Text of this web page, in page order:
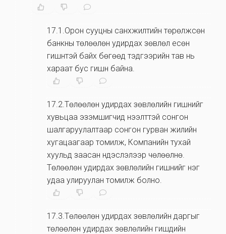
17.1.Орон сууцны санхүүжилтийн төрөлжсөн
банкны төлөөлөн удирдах зөвлөл есөн
гишүүнтэй байх бөгөөд тэдгээрийн тав нь
хараат бус гишүүн байна.
17.2.Төлөөлөн удирдах зөвлөлийн гишүүнийг
хувьцаа эзэмшигчид нээлттэй сонгон
шалгаруулалтаар сонгон гурван жилийн
хугацаагаар томилж, Компанийн тухай
хуульд заасан үндэслэлээр чөлөөлнө.
Төлөөлөн удирдах зөвлөлийн гишүүнийг нэг
удаа улируулан томилж болно.
17.3.Төлөөлөн удирдах зөвлөлийн даргыг
төлөөлөн удирдах зөвлөлийн гишүүдийн